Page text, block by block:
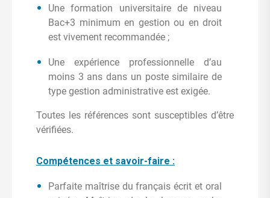
Une formation universitaire de niveau
Bac+3 minimum en gestion ou en droit
est vivement recommandée ;
Une expérience professionnelle d’au
moins 3 ans dans un poste similaire de
type gestion administrative est exigée.
Toutes les références sont susceptibles d’être
vérifiées.
Compétences et savoir-faire :
Parfaite maîtrise du français écrit et oral